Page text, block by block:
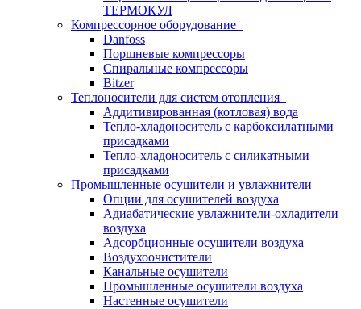
ТЕРМОКУЛ
Компрессорное оборудование
Danfoss
Поршневые компрессоры
Спиральные компрессоры
Bitzer
Теплоносители для систем отопления
Аддитивированная (котловая) вода
Тепло-хладоноситель с карбоксилатными
присадками
Тепло-хладоноситель с силикатными
присадками
Промышленные осушители и увлажнители
Опции для осушителей воздуха
Адиабатические увлажнители-охладители
воздуха
Адсорбционные осушители воздуха
Воздухоочистители
Канальные осушители
Промышленные осушители воздуха
Настенные осушители